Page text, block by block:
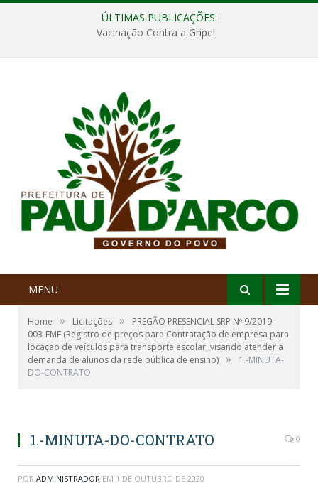
ÚLTIMAS PUBLICAÇÕES:
Vacinação Contra a Gripe!
MENU
Home » Licitações »
PREGÃO PRESENCIAL SRP Nº 9/2019-
003-FME (Registro de preços para Contratação de empresa para
locação de veículos para transporte escolar, visando atender a
demanda de alunos da rede pública de ensino) »
1.-MINUTA-
DO-CONTRATO
1.-MINUTA-DO-CONTRATO 0
POR ADMINISTRADOR EM 1 DE OUTUBRO DE 2020